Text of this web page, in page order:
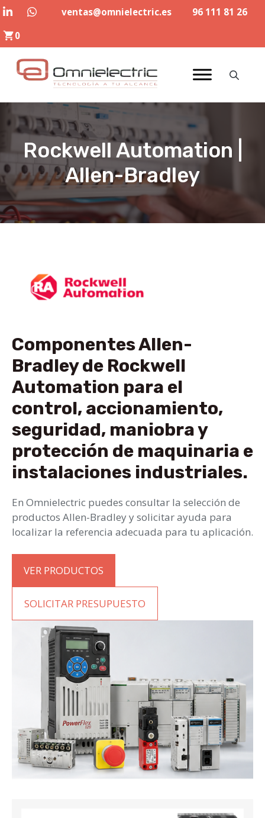
Saltar
contenido
ventas@omnielectric.es
96 111 81 26
0
Rockwell Automation |
Allen-Bradley
Componentes Allen-
Bradley de Rockwell
Automation para el
control, accionamiento,
seguridad, maniobra y
protección de maquinaria e
instalaciones industriales.
En Omnielectric puedes consultar la selección de
productos Allen-Bradley y solicitar ayuda para
localizar la referencia adecuada para tu aplicación.
VER PRODUCTOS
SOLICITAR PRESUPUESTO